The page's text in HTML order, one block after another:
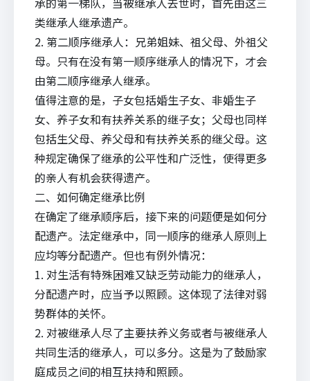
类继承人继承遗产。
2. 第二顺序继承人：兄弟姐妹、祖父母、外祖父
母。只有在没有第一顺序继承人的情况下，才会
由第二顺序继承人继承。
值得注意的是，子女包括婚生子女、非婚生子
女、养子女和有扶养关系的继子女；父母也同样
包括生父母、养父母和有扶养关系的继父母。这
种规定确保了继承的公平性和广泛性，使得更多
的亲人有机会获得遗产。
二、如何确定继承比例
在确定了继承顺序后，接下来的问题便是如何分
配遗产。法定继承中，同一顺序的继承人原则上
应均等分配遗产。但也有例外情况：
1. 对生活有特殊困难又缺乏劳动能力的继承人，
分配遗产时，应当予以照顾。这体现了法律对弱
势群体的关怀。
2. 对被继承人尽了主要扶养义务或者与被继承人
共同生活的继承人，可以多分。这是为了鼓励家
庭成员之间的相互扶持和照顾。